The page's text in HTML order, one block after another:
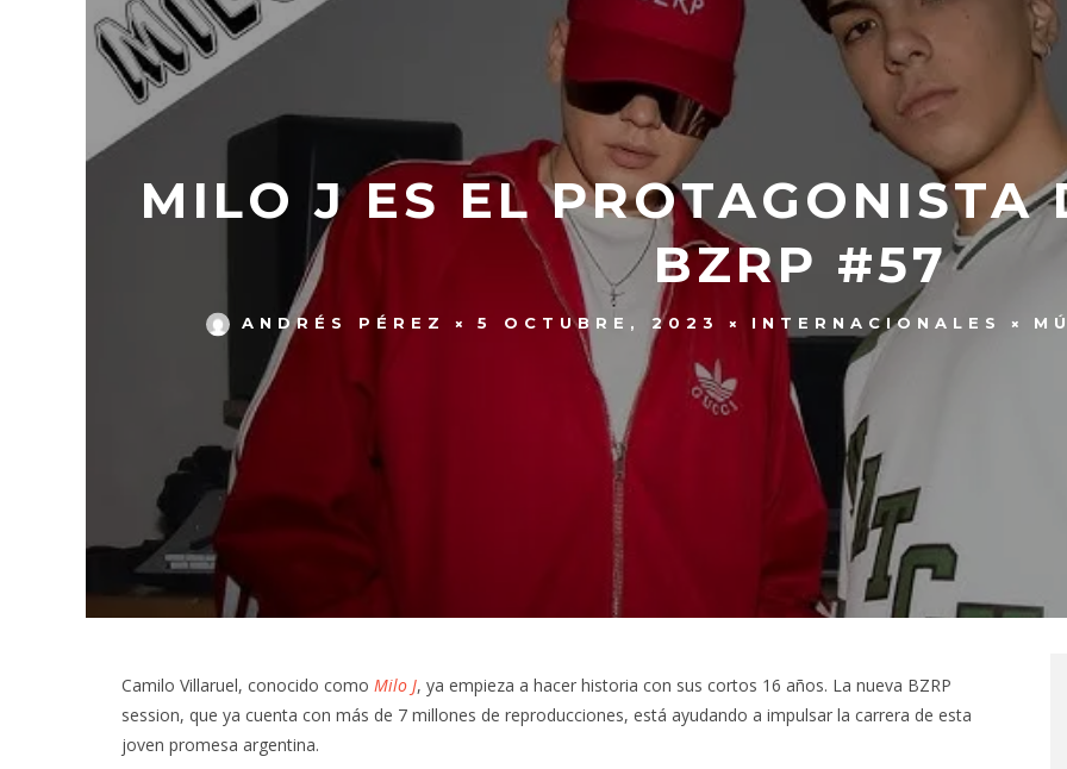
MILO J ES EL PROTAGONISTA
BZRP #57
ANDRÉS PÉREZ 5 OCTUBRE, 2023 INTERNACIONALES
Camilo Villaruel, conocido como Milo J, ya empieza a hacer historia con sus cortos 16 años. La nueva BZRP
session, que ya cuenta con más de 7 millones de reproducciones, está ayudando a impulsar la carrera de esta
joven promesa argentina.